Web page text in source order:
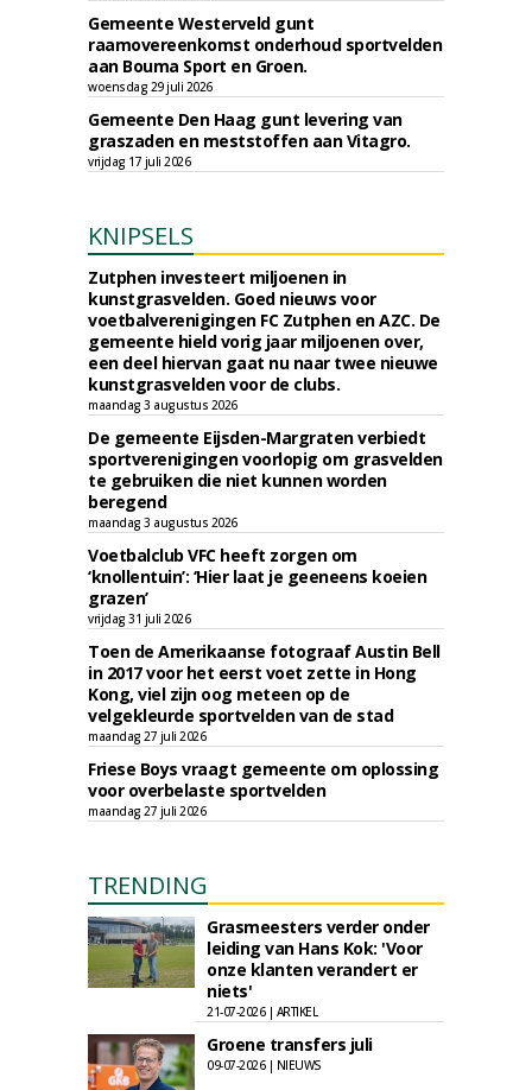
Gemeente Westerveld gunt
raamovereenkomst onderhoud sportvelden
aan Bouma Sport en Groen.
woensdag 29 juli 2026
Gemeente Den Haag gunt levering van
graszaden en meststoffen aan Vitagro.
vrijdag 17 juli 2026
KNIPSELS
Zutphen investeert miljoenen in
kunstgrasvelden. Goed nieuws voor
voetbalverenigingen FC Zutphen en AZC. De
gemeente hield vorig jaar miljoenen over,
een deel hiervan gaat nu naar twee nieuwe
kunstgrasvelden voor de clubs.
maandag 3 augustus 2026
De gemeente Eijsden-Margraten verbiedt
sportverenigingen voorlopig om grasvelden
te gebruiken die niet kunnen worden
beregend
maandag 3 augustus 2026
Voetbalclub VFC heeft zorgen om
‘knollentuin’: ‘Hier laat je geeneens koeien
grazen’
vrijdag 31 juli 2026
Toen de Amerikaanse fotograaf Austin Bell
in 2017 voor het eerst voet zette in Hong
Kong, viel zijn oog meteen op de
velgekleurde sportvelden van de stad
maandag 27 juli 2026
Friese Boys vraagt gemeente om oplossing
voor overbelaste sportvelden
maandag 27 juli 2026
TRENDING
Grasmeesters verder onder
leiding van Hans Kok: 'Voor
onze klanten verandert er
niets'
21-07-2026 | ARTIKEL
Groene transfers juli
09-07-2026 | NIEUWS